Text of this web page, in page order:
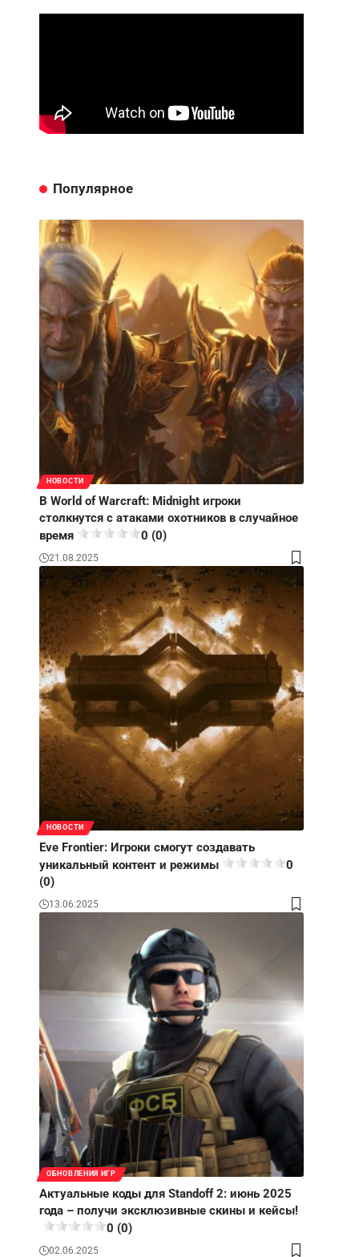
Популярное
НОВОСТИ
В World of Warcraft: Midnight игроки
столкнутся с атаками охотников в случайное
время
0 (0)
21.08.2025
НОВОСТИ
Eve Frontier: Игроки смогут создавать
уникальный контент и режимы
0
(0)
13.06.2025
ОБНОВЛЕНИЯ ИГР
Актуальные коды для Standoff 2: июнь 2025
года – получи эксклюзивные скины и кейсы!
0 (0)
02.06.2025